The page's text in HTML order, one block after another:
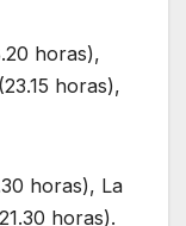
horas),
horas),
horas), La
horas).